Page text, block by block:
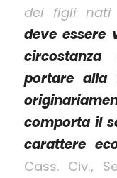
dei figli nati
deve essere
portare alla
comporta il
carattere
Cass. Civ.,